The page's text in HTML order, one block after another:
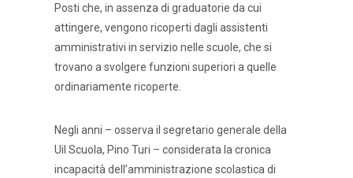
Posti che, in assenza di graduatorie da cui
attingere, vengono ricoperti dagli assistenti
amministrativi in servizio nelle scuole, che si
trovano a svolgere funzioni superiori a quelle
ordinariamente ricoperte.
Negli anni – osserva il segretario generale della
Uil Scuola, Pino Turi – considerata la cronica
incapacità dell’amministrazione scolastica di